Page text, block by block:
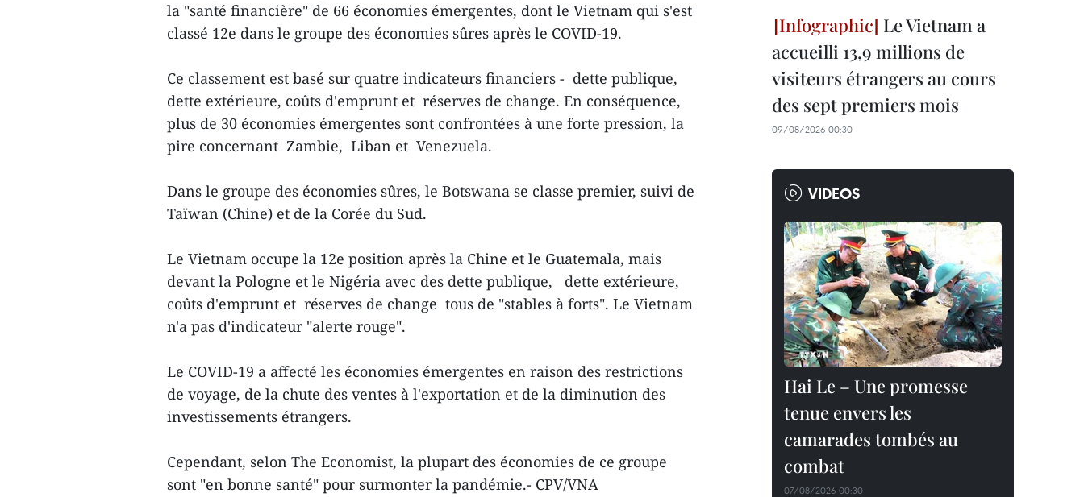
la "santé financière" de 66 économies émergentes, dont le Vietnam qui s'est
classé 12e dans le groupe des économies sûres après le COVID-19.
Ce classement est basé sur quatre indicateurs financiers - dette publique,
dette extérieure, coûts d'emprunt et réserves de change. En conséquence,
plus de 30 économies émergentes sont confrontées à une forte pression, la
pire concernant Zambie, Liban et Venezuela.
Dans le groupe des économies sûres, le Botswana se classe premier, suivi de
Taïwan (Chine) et de la Corée du Sud.
Le Vietnam occupe la 12e position après la Chine et le Guatemala, mais
devant la Pologne et le Nigéria avec des dette publique, dette extérieure,
coûts d'emprunt et réserves de change tous de "stables à forts". Le Vietnam
n'a pas d'indicateur "alerte rouge".
Le COVID-19 a affecté les économies émergentes en raison des restrictions
de voyage, de la chute des ventes à l'exportation et de la diminution des
investissements étrangers.
Cependant, selon The Economist, la plupart des économies de ce groupe
sont "en bonne santé" pour surmonter la pandémie.- CPV/VNA
Le Vietnam a
accueilli 13,9 millions de
visiteurs étrangers au cours
des sept premiers mois
09/08/2026 00:30
VIDEOS
Hai Le – Une promesse
tenue envers les
camarades tombés au
combat
07/08/2026 00:30